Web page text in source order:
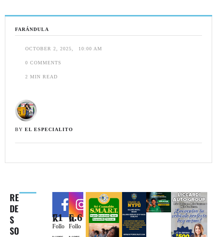
FARÁNDULA
OCTOBER 2, 2025 10:00 AM
0 COMMENTS
2 MIN READ
BY EL ESPECIALITO
RE
DE
S
SO
71k
Follo
6.6k
Follo